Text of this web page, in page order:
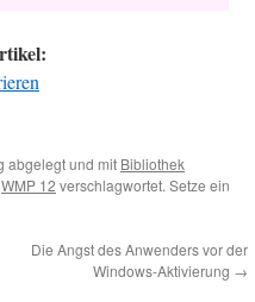
abgelegt und mit Bibliothek
WMP 12 verschlagwortet. Setze ein
Die Angst des Anwenders vor der
Windows-Aktivierung →